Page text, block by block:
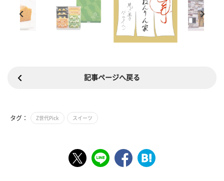
記事ページへ戻る
タグ： Z世代Pick スイーツ